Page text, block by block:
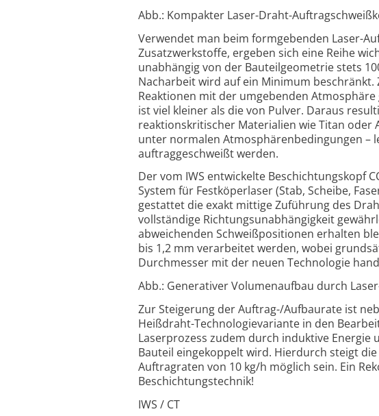
Abb.: Kompakter Laser-Draht-
Verwendet man beim formgebenden Laser-
Zusatzwerkstoffe, ergeben sich eine Reihe
unabhängig von der Bauteilgeometrie stets
Nacharbeit wird auf ein Minimum
Reaktionen mit der umgebenden
ist viel kleiner als die von Pulver. Daraus
reaktionskritischer Materialien wie Titan oder
unter normalen Atmosphärenbedingungen –
auftraggeschweißt werden.
Der vom IWS entwickelte Beschichtungskopf
System für Festköperlaser (Stab, Scheibe,
gestattet die exakt mittige Zuführung des
vollständige Richtungsunabhängigkeit
abweichenden Schweißpositionen erhalten
bis 1,2 mm verarbeitet werden, wobei
Durchmesser mit der neuen Technologie
Abb.: Generativer Volumenaufbau durch
Zur Steigerung der Auftrag-/Aufbaurate ist
Heißdraht-Technologievariante in den
Laserprozess zudem durch induktive
Bauteil eingekoppelt wird. Hierdurch steigt
Auftragraten von 10 kg/h möglich sein. Ein
Beschichtungstechnik!
IWS / CT